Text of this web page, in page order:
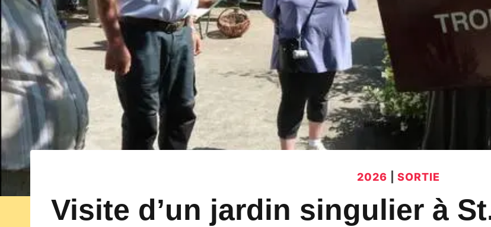
2026 |SORTIE
Visite d’un jardin singulier à